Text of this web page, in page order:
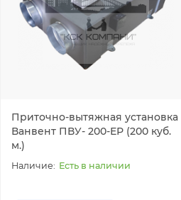
Приточно-вытяжная установка
Ванвент ПВУ- 200-ЕР (200 куб.
м.)
Есть в наличии